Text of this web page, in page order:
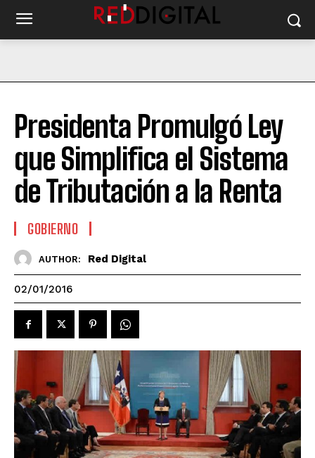
Presidenta Promulgó Ley
que Simplifica el Sistema
de Tributación a la Renta
GOBIERNO
AUTHOR: Red Digital
02/01/2016